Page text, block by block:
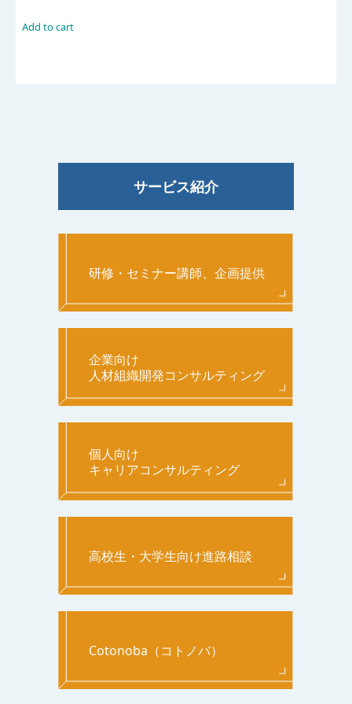
Add to cart
サービス紹介
研修・セミナー講師、企画提供
企業向け
人材組織開発コンサルティング
個人向け
キャリアコンサルティング
高校生・大学生向け進路相談
Cotonoba（コトノバ）